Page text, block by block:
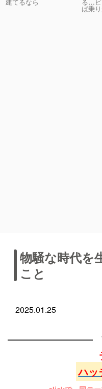
ば乗
物騒な時代を
こと
2025.01.25
ハッ